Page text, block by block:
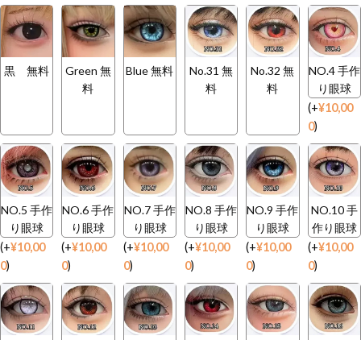
黒 無料
Green 無
料
Blue 無料
No.31 無
料
No.32 無
料
NO.4 手作
り眼球
(+¥10,00
0)
NO.5 手作
り眼球
(+¥10,00
0)
NO.6 手作
り眼球
(+¥10,00
0)
NO.7 手作
り眼球
(+¥10,00
0)
NO.8 手作
り眼球
(+¥10,00
0)
NO.9 手作
り眼球
(+¥10,00
0)
NO.10 手
作り眼球
(+¥10,00
0)